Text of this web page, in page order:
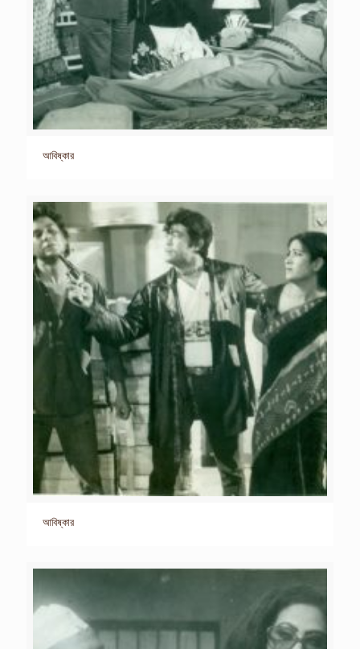
আবিষ্কার
আবিষ্কার